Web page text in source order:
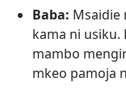
Baba: Msaidie
kama ni
mambo
mkeo pamoja